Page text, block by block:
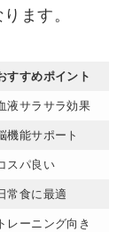
ます。
すすめポイント
液サラサラ効果
機能サポート
スパ良い
常食に最適
トレーニング向き